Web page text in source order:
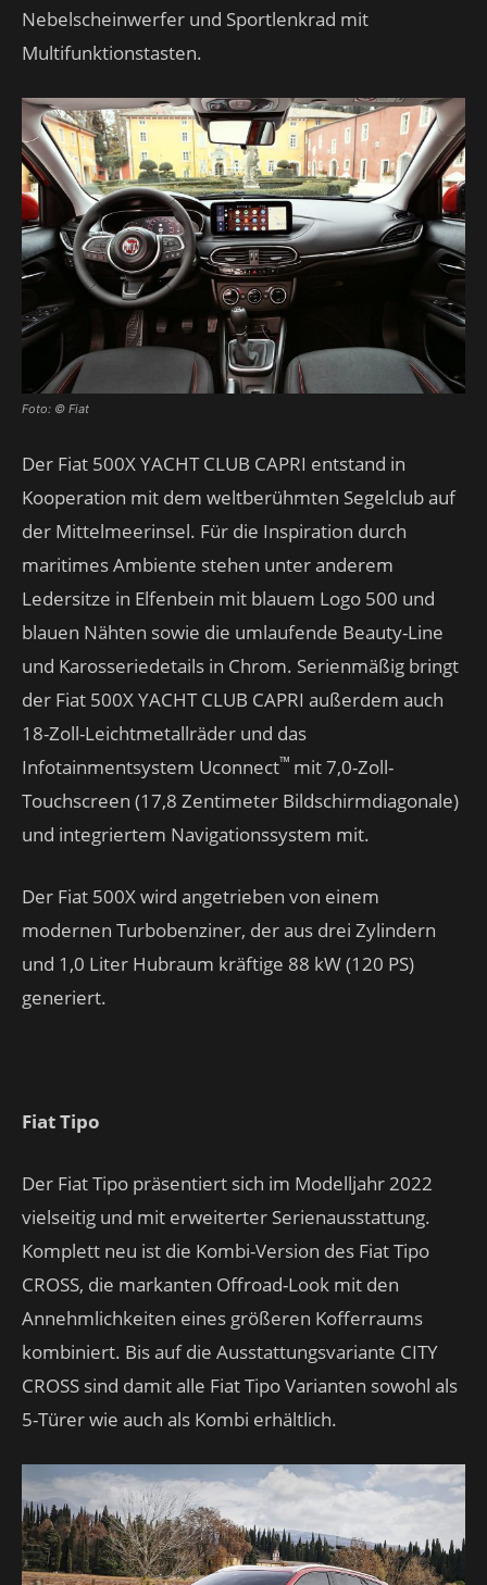
Nebelscheinwerfer und Sportlenkrad mit
Multifunktionstasten.
Foto: © Fiat
Der Fiat 500X YACHT CLUB CAPRI entstand in
Kooperation mit dem weltberühmten Segelclub auf
der Mittelmeerinsel. Für die Inspiration durch
maritimes Ambiente stehen unter anderem
Ledersitze in Elfenbein mit blauem Logo 500 und
blauen Nähten sowie die umlaufende Beauty-Line
und Karosseriedetails in Chrom. Serienmäßig bringt
der Fiat 500X YACHT CLUB CAPRI außerdem auch
18-Zoll-Leichtmetallräder und das
Infotainmentsystem Uconnect™ mit 7,0-Zoll-
Touchscreen (17,8 Zentimeter Bildschirmdiagonale)
und integriertem Navigationssystem mit.
Der Fiat 500X wird angetrieben von einem
modernen Turbobenziner, der aus drei Zylindern
und 1,0 Liter Hubraum kräftige 88 kW (120 PS)
generiert.
Fiat Tipo
Der Fiat Tipo präsentiert sich im Modelljahr 2022
vielseitig und mit erweiterter Serienausstattung.
Komplett neu ist die Kombi-Version des Fiat Tipo
CROSS, die markanten Offroad-Look mit den
Annehmlichkeiten eines größeren Kofferraums
kombiniert. Bis auf die Ausstattungsvariante CITY
CROSS sind damit alle Fiat Tipo Varianten sowohl als
5-Türer wie auch als Kombi erhältlich.